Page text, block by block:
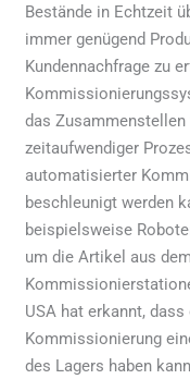
Bestände in Echtzeit
immer genügend
Kundennachfrage zu
das
zeitaufwendiger
automatisierter
beschleunigt werden
beispielsweise
um die Artikel aus
USA hat erkannt,
Kommissionierung
des Lagers haben